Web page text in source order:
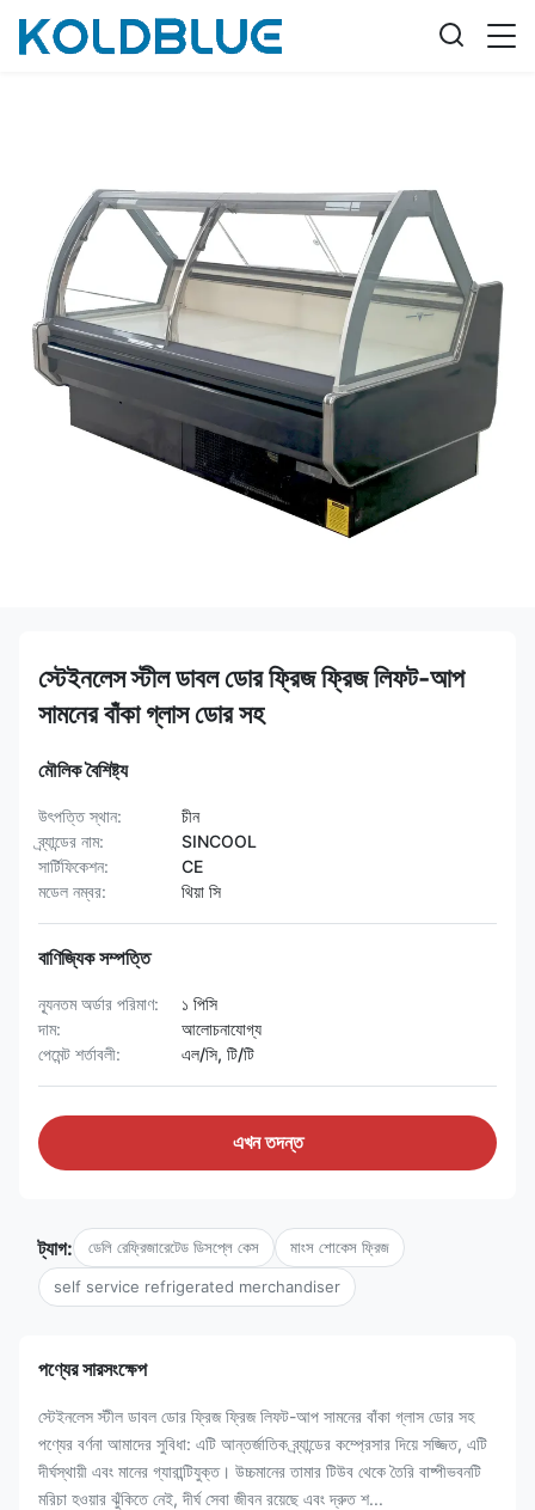
স্টেইনলেস স্টীল ডাবল ডোর ফ্রিজ ফ্রিজ লিফট-আপ
সামনের বাঁকা গ্লাস ডোর সহ
মৌলিক বৈশিষ্ট্য
উৎপত্তি স্থান:
চীন
ব্র্যান্ডের নাম:
SINCOOL
সার্টিফিকেশন:
CE
মডেল নম্বর:
থিয়া সি
বাণিজ্যিক সম্পত্তি
ন্যূনতম অর্ডার পরিমাণ:
১ পিসি
দাম:
আলোচনাযোগ্য
পেমেন্ট শর্তাবলী:
এল/সি, টি/টি
এখন তদন্ত
ট্যাগ: ডেলি রেফ্রিজারেটেড ডিসপ্লে কেস মাংস শোকেস ফ্রিজ
self service refrigerated merchandiser
পণ্যের সারসংক্ষেপ
স্টেইনলেস স্টীল ডাবল ডোর ফ্রিজ ফ্রিজ লিফট-আপ সামনের বাঁকা গ্লাস ডোর সহ
পণ্যের বর্ণনা আমাদের সুবিধা: এটি আন্তর্জাতিক ব্র্যান্ডের কম্প্রেসার দিয়ে সজ্জিত, এটি
দীর্ঘস্থায়ী এবং মানের গ্যারান্টিযুক্ত। উচ্চমানের তামার টিউব থেকে তৈরি বাষ্পীভবনটি
মরিচা হওয়ার ঝুঁকিতে নেই, দীর্ঘ সেবা জীবন রয়েছে এবং দ্রুত শ...